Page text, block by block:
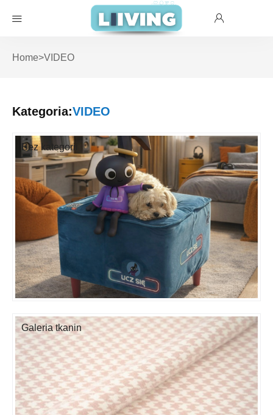
Home>VIDEO
Kategoria:VIDEO
Bez kategorii
Galeria tkanin